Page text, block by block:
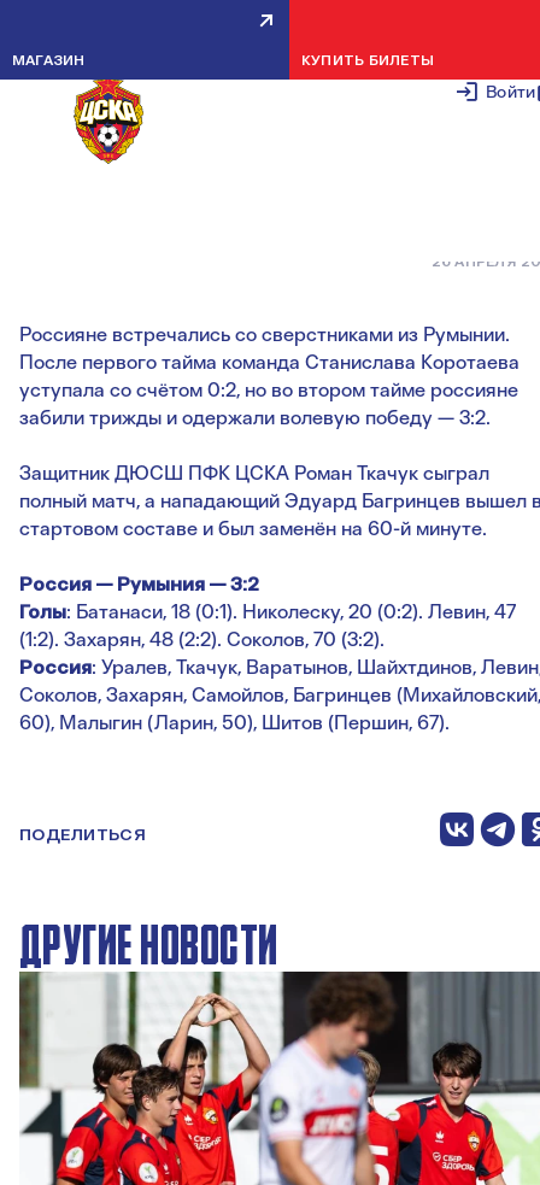
Войти
МАГАЗИН КУПИТЬ БИЛЕТЫ
АРМЕЙЦЫ ПОМОГЛИ
ЮНОШЕСКОЙ СБОРНОЙ
ОДЕРЖАТЬ ВОЛЕВУЮ ПОБЕДУ
26 АПРЕЛЯ
Россияне встречались со сверстниками из Румынии.
После первого тайма команда Станислава Коротаева
уступала со счётом 0:2, но во втором тайме россияне
забили трижды и одержали волевую победу — 3:2.
Защитник ДЮСШ ПФК ЦСКА Роман Ткачук сыграл
полный матч, а нападающий Эдуард Багринцев вышел
стартовом составе и был заменён на 60-й минуте.
Россия — Румыния — 3:2
Голы: Батанаси, 18 (0:1). Николеску, 20 (0:2). Левин, 47
(1:2). Захарян, 48 (2:2). Соколов, 70 (3:2).
Россия: Уралев, Ткачук, Варатынов, Шайхтдинов,
Соколов, Захарян, Самойлов, Багринцев (Михайловский,
60), Малыгин (Ларин, 50), Шитов (Першин, 67).
ПОДЕЛИТЬСЯ
ДРУГИЕ НОВОСТИ